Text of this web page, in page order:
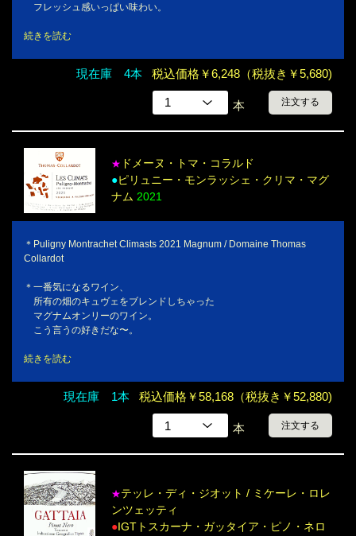
フレッシュ感いっぱい味わい。
続きを読む
現在庫 4本 税込価格￥6,248（税抜き￥5,680)
本 注文する
★ ドメーヌ・トマ・コラルド
●ピリュニー・モンラッシェ・クリマ・マグ
ナム 2021
＊Puligny Montrachet Climasts 2021 Magnum / Domaine Thomas
Collardot
＊一番気になるワイン、
所有の畑のキュヴェをブレンドしちゃった
マグナムオンリーのワイン。
こう言うの好きだな〜。
続きを読む
現在庫 1本 税込価格￥58,168（税抜き￥52,880)
本 注文する
★テッレ・ディ・ジオット / ミケーレ・ロレ
ンツェッティ
●IGTトスカーナ・ガッタイア・ピノ・ネロ